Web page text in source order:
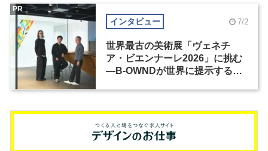
インタビュー 7/2
世界最古の美術展「ヴェネチ
ア・ビエンナーレ2026」に挑む
―B-OWNDが世界に提示する美
PR